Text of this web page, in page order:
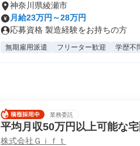
神奈川県綾瀬市
月給23万円～28万円
応募資格 製造経験をお持ちの方
無期雇用派遣 フリーター歓迎 学歴不
業務委託
平均月収50万円以上可能な
株式会社Ｇｉｆｔ